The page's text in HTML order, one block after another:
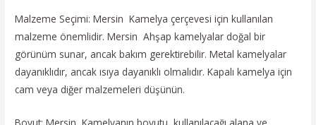
Malzeme Seçimi: Mersin Kamelya çerçevesi için kullanılan
malzeme önemlidir. Mersin Ahşap kamelyalar doğal bir
görünüm sunar, ancak bakım gerektirebilir. Metal kamelyalar
dayanıklıdır, ancak ısıya dayanıklı olmalıdır. Kapalı kamelya için
cam veya diğer malzemeleri düşünün.
Boyut: Mersin Kamelyanın boyutu, kullanılacağı alana ve